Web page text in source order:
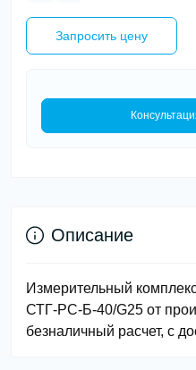
Запросить цену
Описание
Измерительный
СТГ-РС-Б-40/G25 от
безналичный расчет, с